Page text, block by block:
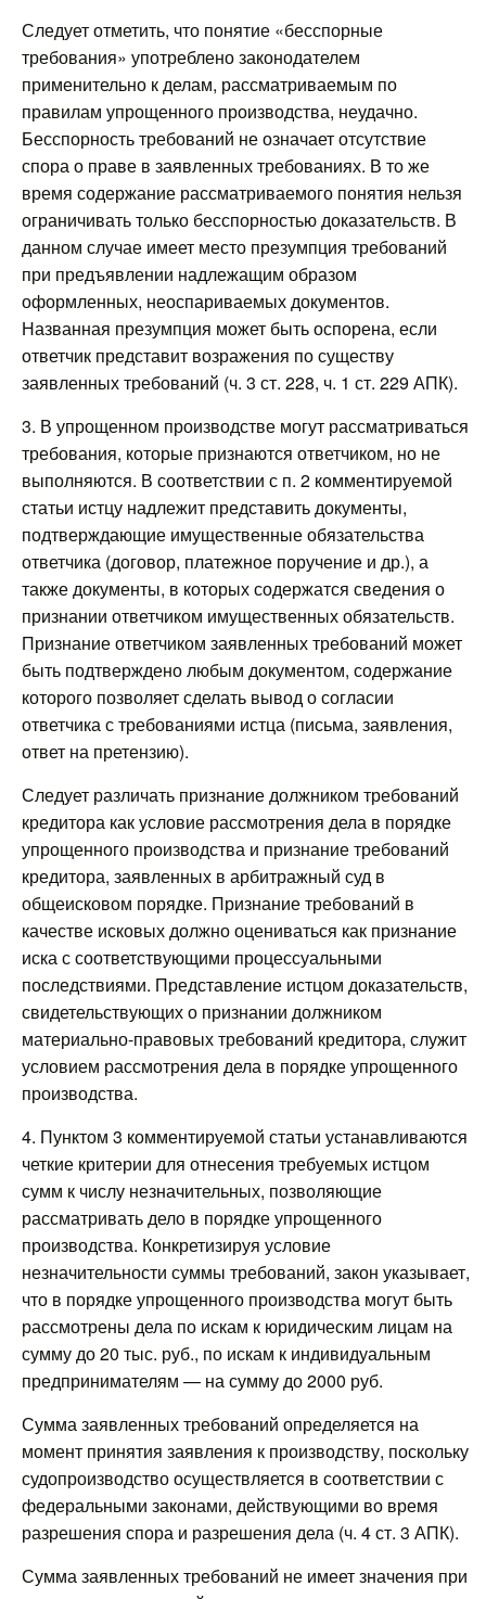
Следует отметить, что понятие «бесспорные
требования» употреблено законодателем
применительно к делам, рассматриваемым по
правилам упрощенного производства, неудачно.
Бесспорность требований не означает отсутствие
спора о праве в заявленных требованиях. В то же
время содержание рассматриваемого понятия нельзя
ограничивать только бесспорностью доказательств. В
данном случае имеет место презумпция требований
при предъявлении надлежащим образом
оформленных, неоспариваемых документов.
Названная презумпция может быть оспорена, если
ответчик представит возражения по существу
заявленных требований (ч. 3 ст. 228, ч. 1 ст. 229 АПК).
3. В упрощенном производстве могут рассматриваться
требования, которые признаются ответчиком, но не
выполняются. В соответствии с п. 2 комментируемой
статьи истцу надлежит представить документы,
подтверждающие имущественные обязательства
ответчика (договор, платежное поручение и др.), а
также документы, в которых содержатся сведения о
признании ответчиком имущественных обязательств.
Признание ответчиком заявленных требований может
быть подтверждено любым документом, содержание
которого позволяет сделать вывод о согласии
ответчика с требованиями истца (письма, заявления,
ответ на претензию).
Следует различать признание должником требований
кредитора как условие рассмотрения дела в порядке
упрощенного производства и признание требований
кредитора, заявленных в арбитражный суд в
общеисковом порядке. Признание требований в
качестве исковых должно оцениваться как признание
иска с соответствующими процессуальными
последствиями. Представление истцом доказательств,
свидетельствующих о признании должником
материально-правовых требований кредитора, служит
условием рассмотрения дела в порядке упрощенного
производства.
4. Пунктом 3 комментируемой статьи устанавливаются
четкие критерии для отнесения требуемых истцом
сумм к числу незначительных, позволяющие
рассматривать дело в порядке упрощенного
производства. Конкретизируя условие
незначительности суммы требований, закон указывает,
что в порядке упрощенного производства могут быть
рассмотрены дела по искам к юридическим лицам на
сумму до 20 тыс. руб., по искам к индивидуальным
предпринимателям — на сумму до 2000 руб.
Сумма заявленных требований определяется на
момент принятия заявления к производству, поскольку
судопроизводство осуществляется в соответствии с
федеральными законами, действующими во время
разрешения спора и разрешения дела (ч. 4 ст. 3 АПК).
Сумма заявленных требований не имеет значения при